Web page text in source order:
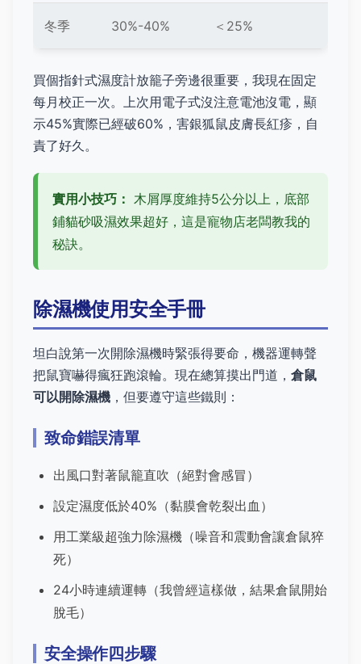
冬季 30%-40% ＜25%
買個指針式濕度計放籠子旁邊很重要，我現在固定
每月校正一次。上次用電子式沒注意電池沒電，顯
示45%實際已經破60%，害銀狐鼠皮膚長紅疹，自
責了好久。
實用小技巧： 木屑厚度維持5公分以上，底部
鋪貓砂吸濕效果超好，這是寵物店老闆教我的
秘訣。
除濕機使用安全手冊
坦白說第一次開除濕機時緊張得要命，機器運轉聲
把鼠寶嚇得瘋狂跑滾輪。現在總算摸出門道， 倉鼠
可以開除濕機 ，但要遵守這些鐵則：
致命錯誤清單
出風口對著鼠籠直吹（絕對會感冒）
設定濕度低於40%（黏膜會乾裂出血）
用工業級超強力除濕機（噪音和震動會讓倉鼠猝
死）
24小時連續運轉（我曾經這樣做，結果倉鼠開始
脫毛）
安全操作四步驟